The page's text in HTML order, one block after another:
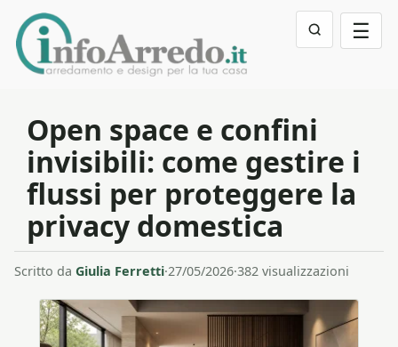
☰
Open space e confini
invisibili: come gestire i
flussi per proteggere la
privacy domestica
Scritto da Giulia Ferretti·27/05/2026·382 visualizzazioni